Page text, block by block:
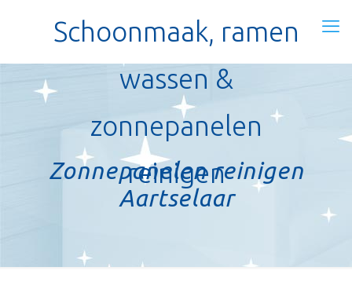
Schoonmaak, ramen
wassen &
zonnepanelen
reinigen
Zonnepanelen reinigen
Aartselaar